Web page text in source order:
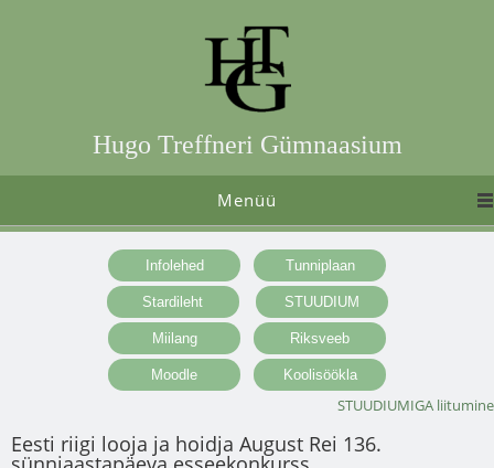
Hugo Treffneri Gümnaasium
Menüü
STUUDIUMIGA liitumine
Eesti riigi looja ja hoidja August Rei 136.